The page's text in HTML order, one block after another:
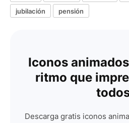
jubilación
pensión
Iconos
ritmo que
Descarga gratis iconos